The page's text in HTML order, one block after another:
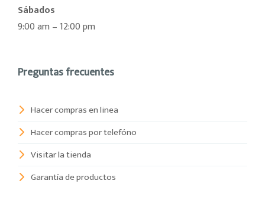
Sábados
9:00 am – 12:00 pm
Preguntas frecuentes
Hacer compras en linea
Hacer compras por telefóno
Visitar la tienda
Garantía de productos